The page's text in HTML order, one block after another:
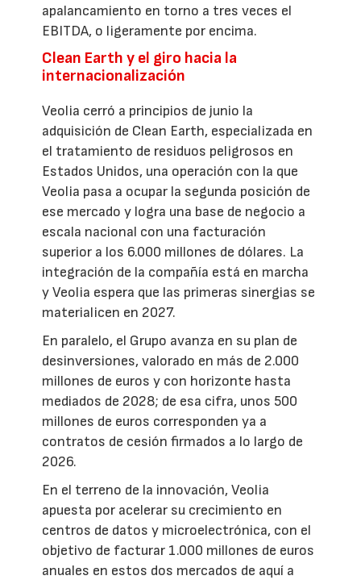
apalancamiento en torno a tres veces el
EBITDA, o ligeramente por encima.
Clean Earth y el giro hacia la
internacionalización
Veolia cerró a principios de junio la
adquisición de Clean Earth, especializada en
el tratamiento de residuos peligrosos en
Estados Unidos, una operación con la que
Veolia pasa a ocupar la segunda posición de
ese mercado y logra una base de negocio a
escala nacional con una facturación
superior a los 6.000 millones de dólares. La
integración de la compañía está en marcha
y Veolia espera que las primeras sinergias se
materialicen en 2027.
En paralelo, el Grupo avanza en su plan de
desinversiones, valorado en más de 2.000
millones de euros y con horizonte hasta
mediados de 2028; de esa cifra, unos 500
millones de euros corresponden ya a
contratos de cesión firmados a lo largo de
2026.
En el terreno de la innovación, Veolia
apuesta por acelerar su crecimiento en
centros de datos y microelectrónica, con el
objetivo de facturar 1.000 millones de euros
anuales en estos dos mercados de aquí a